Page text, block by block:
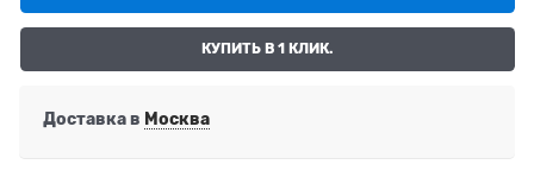
КУПИТЬ В 1 КЛИК.
Доставка в Москва